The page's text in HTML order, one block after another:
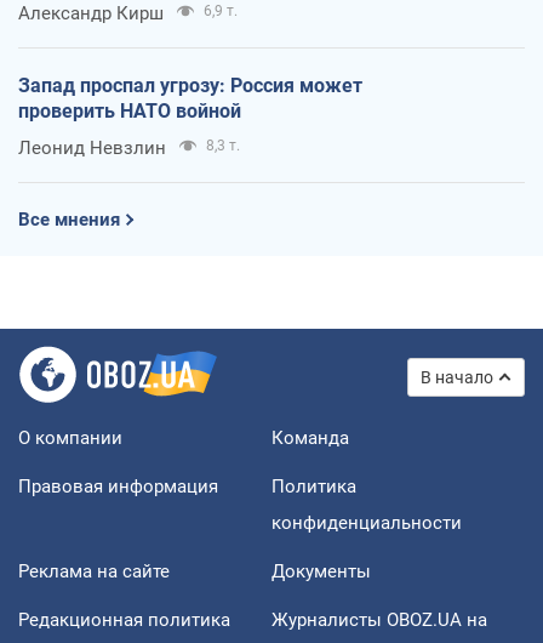
Александр Кирш 6,9 т.
Запад проспал угрозу: Россия может
проверить НАТО войной
Леонид Невзлин 8,3 т.
Все мнения
В начало
О компании Команда
Правовая информация
Политика
конфиденциальности
Реклама на сайте Документы
Редакционная политика
Журналисты OBOZ.UA на